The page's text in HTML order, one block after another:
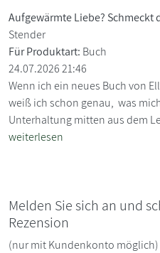
Aufgewärmte Liebe? Schmeckt
Stender
Für Produktart: Buch
24.07.2026 21:46
Wenn ich ein neues Buch von
weiß ich schon genau, was
Unterhaltung mitten aus dem
weiterlesen
Melden Sie sich an und
Rezension
(nur mit Kundenkonto möglich)